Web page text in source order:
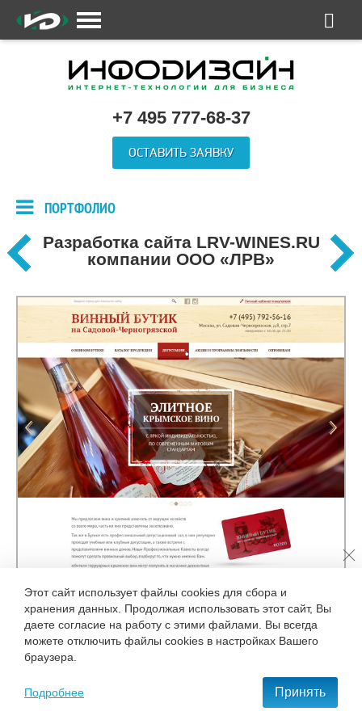
+7 495 777-68-37
ОСТАВИТЬ ЗАЯВКУ
ПОРТФОЛИО
Разработка сайта LRV-WINES.RU
компании ООО «ЛРВ»
Этот сайт использует файлы cookies для сбора и
хранения данных. Продолжая использовать этот сайт, Вы
даете согласие на работу с этими файлами. Вы всегда
можете отключить файлы cookies в настройках Вашего
браузера.
Подробнее Принять